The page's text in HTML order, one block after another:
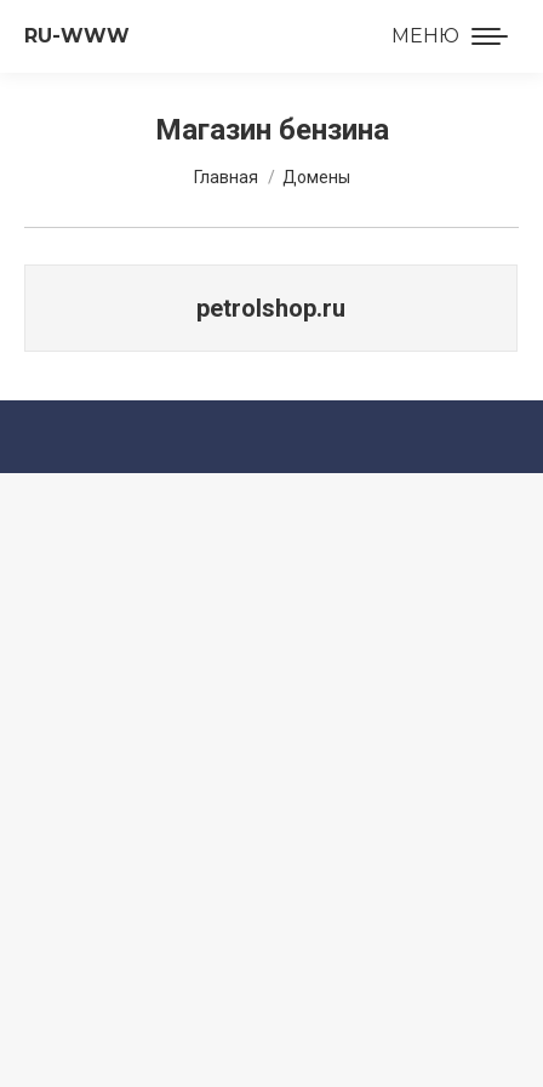
МЕНЮ
RU-WWW
Магазин бензина
Вы здесь:
Главная Домены
petrolshop.ru